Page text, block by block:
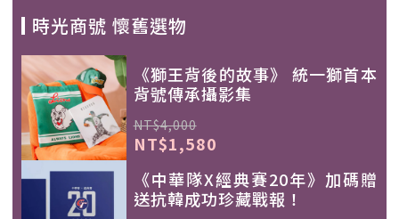
時光商號 懷舊選物
《獅王背後的故事》 統一獅首本
背號傳承攝影集
NT$4,000
NT$1,580
《中華隊X經典賽20年》加碼贈
送抗韓成功珍藏戰報！